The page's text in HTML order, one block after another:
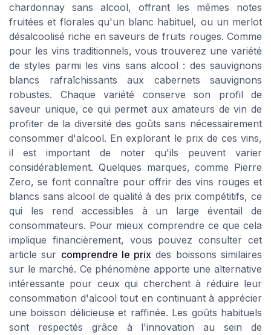
chardonnay sans alcool, offrant les mêmes notes
fruitées et florales qu'un blanc habituel, ou un merlot
désalcoolisé riche en saveurs de fruits rouges. Comme
pour les vins traditionnels, vous trouverez une variété
de styles parmi les vins sans alcool : des sauvignons
blancs rafraîchissants aux cabernets sauvignons
robustes. Chaque variété conserve son profil de
saveur unique, ce qui permet aux amateurs de vin de
profiter de la diversité des goûts sans nécessairement
consommer d'alcool. En explorant le prix de ces vins,
il est important de noter qu'ils peuvent varier
considérablement. Quelques marques, comme Pierre
Zero, se font connaître pour offrir des vins rouges et
blancs sans alcool de qualité à des prix compétitifs, ce
qui les rend accessibles à un large éventail de
consommateurs. Pour mieux comprendre ce que cela
implique financièrement, vous pouvez consulter cet
article sur comprendre le prix des boissons similaires
sur le marché. Ce phénomène apporte une alternative
intéressante pour ceux qui cherchent à réduire leur
consommation d'alcool tout en continuant à apprécier
une boisson délicieuse et raffinée. Les goûts habituels
sont respectés grâce à l'innovation au sein de